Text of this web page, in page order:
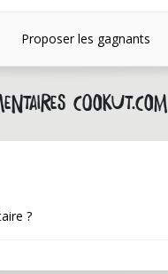
Proposer les gagnants
cookut.com
?